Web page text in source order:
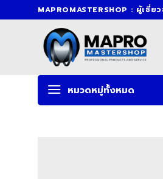
to
MAPROMASTERSHOP : ผู้เชี่
หมวดหมู่ทั้งหมด